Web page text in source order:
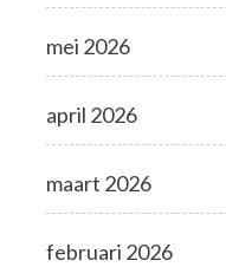
mei 2026
april 2026
maart 2026
februari 2026